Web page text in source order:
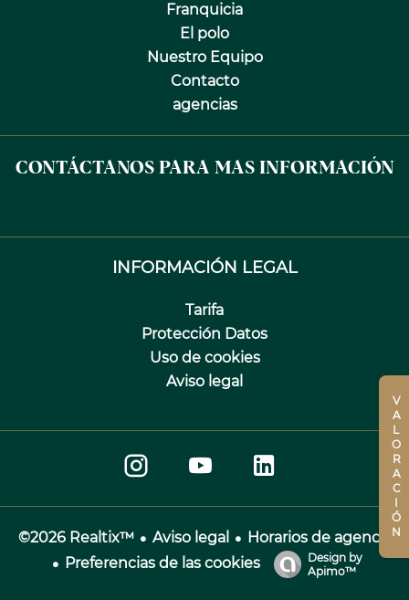
VALORACIÓN
Franquicia
El polo
Nuestro Equipo
Contacto
agencias
CONTÁCTANOS PARA MAS INFORMACIÓN
INFORMACIÓN LEGAL
Tarifa
Protección Datos
Uso de cookies
Aviso legal
©2026 Realtix™ Aviso legal
Horarios de agencia
Preferencias de las cookies
Design by
Apimo™